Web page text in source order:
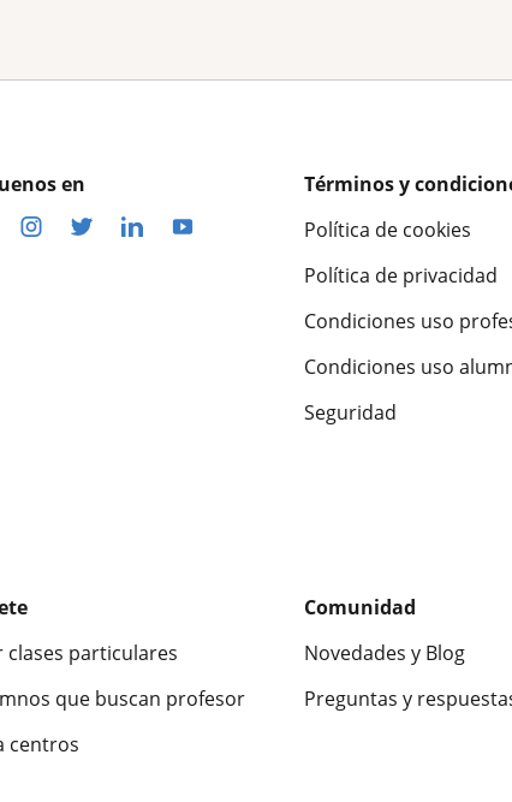
en
Términos y
Política de cookies
Política de privacidad
Condiciones uso
Condiciones uso
Seguridad
clases particulares
que buscan profesor
centros
Comunidad
Novedades y Blog
Preguntas y